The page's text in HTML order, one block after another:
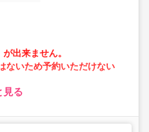
出来ません。
ないため予約いただけない
ございます。これに伴い、
見る